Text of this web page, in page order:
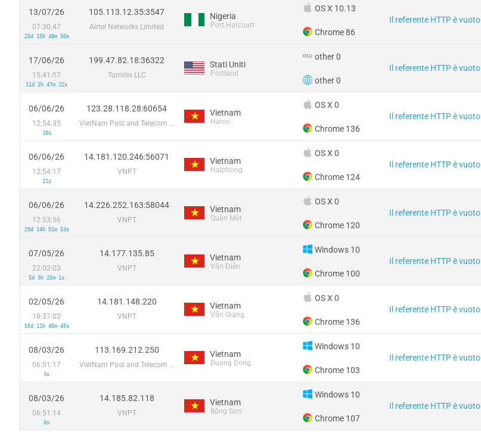
13/07/26
07:30:47
25d 15h 48m 50s
105.113.12.35:3547
Airtel Networks Limited
Nigeria
Port Harcourt
OS X 10.13
Chrome 86
Il referente HTTP è vuoto
17/06/26
15:41:57
11d 2h 47m 22s
199.47.82.18:36322
Turnitin LLC
Stati Uniti
Portland
other 0
other 0
Il referente HTTP è vuoto
06/06/26
12:54:35
18s
123.28.118.28:60654
VietNam Post and Telecom Corporation
Vietnam
Hanoi
OS X 0
Chrome 136
Il referente HTTP è vuoto
06/06/26
12:54:17
21s
14.181.120.246:56071
VNPT
Vietnam
Haiphong
OS X 0
Chrome 124
Il referente HTTP è vuoto
06/06/26
12:53:56
29d 14h 51m 53s
14.226.252.163:58044
VNPT
Vietnam
Quận Một
OS X 0
Chrome 120
Il referente HTTP è vuoto
07/05/26
22:02:03
5d 3h 25m 1s
14.177.135.85
VNPT
Vietnam
Văn Điển
Windows 10
Chrome 100
Il referente HTTP è vuoto
02/05/26
18:37:02
55d 11h 45m 45s
14.181.148.220
VNPT
Vietnam
Văn Giang
OS X 0
Chrome 136
Il referente HTTP è vuoto
08/03/26
06:51:17
3s
113.169.212.250
VietNam Post and Telecom Corporation
Vietnam
Duong Dong
Windows 10
Chrome 103
Il referente HTTP è vuoto
08/03/26
06:51:14
0s
14.185.82.118
VNPT
Vietnam
Bồng Sơn
Windows 10
Chrome 107
Il referente HTTP è vuoto